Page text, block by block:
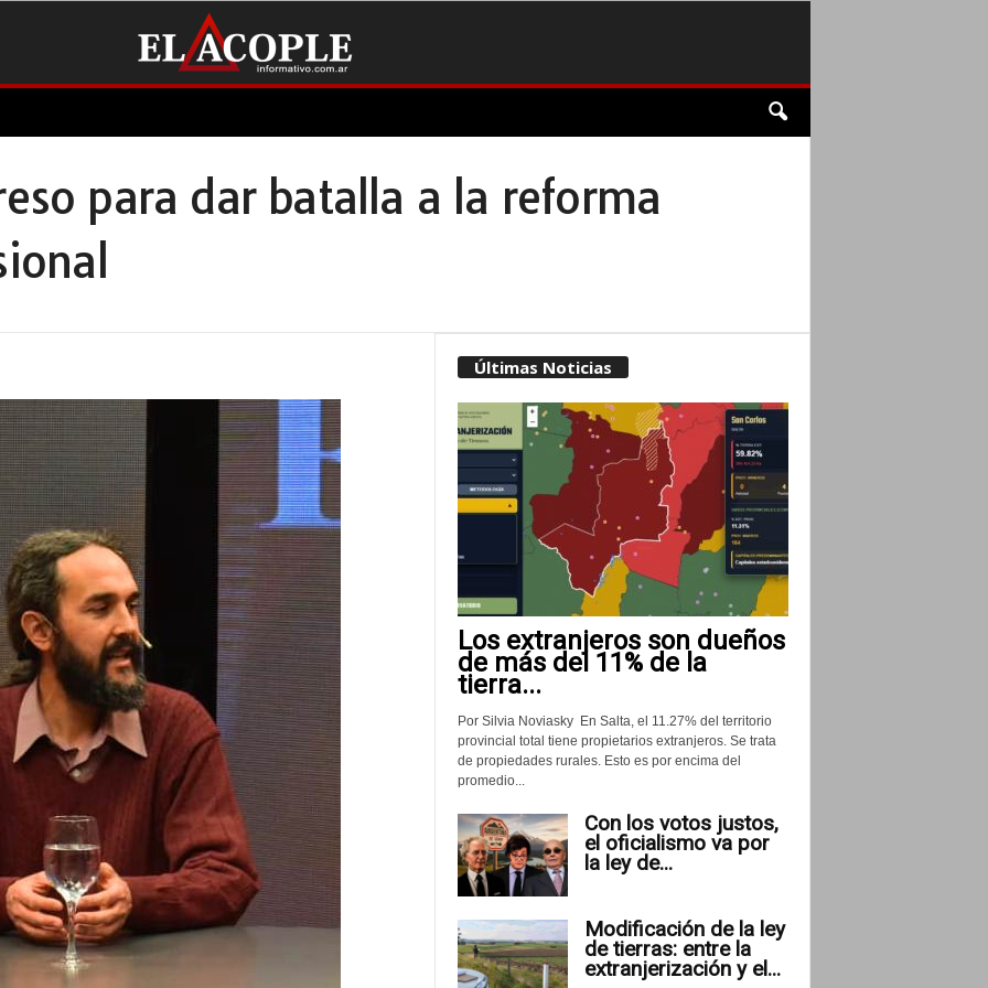
para dar batalla a la reforma
Últimas Noticias
Los extranjeros son dueños
de más del 11% de la
tierra...
Por Silvia Noviasky En Salta, el 11.27% del territorio
provincial total tiene propietarios extranjeros. Se trata
de propiedades rurales. Esto es por encima del
promedio...
Con los votos justos,
el oficialismo va por
la ley de...
Modificación de la ley
de tierras: entre la
extranjerización y el...